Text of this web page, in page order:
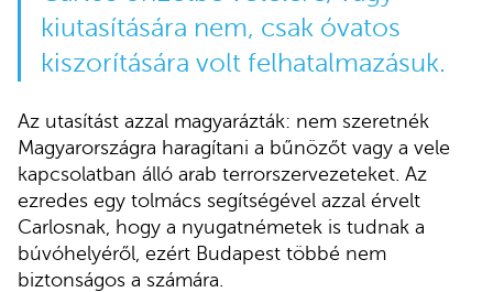
kiutasítására nem, csak óvatos
kiszorítására volt felhatalmazásuk.
Az utasítást azzal magyarázták: nem szeretnék
Magyarországra haragítani a bűnözőt vagy a vele
kapcsolatban álló arab terrorszervezeteket. Az
ezredes egy tolmács segítségével azzal érvelt
Carlosnak, hogy a nyugatnémetek is tudnak a
búvóhelyéről, ezért Budapest többé nem
biztonságos a számára.